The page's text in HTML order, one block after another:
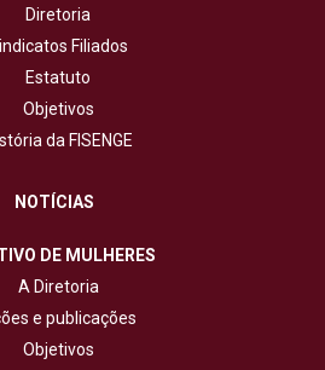
Diretoria
Filiados
Estatuto
Objetivos
da FISENGE
NOTÍCIAS
DE MULHERES
A Diretoria
e publicações
Objetivos